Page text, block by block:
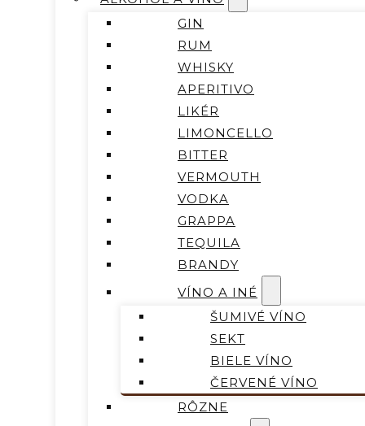
GIN
RUM
WHISKY
APERITIVO
LIKÉR
LIMONCELLO
BITTER
VERMOUTH
VODKA
GRAPPA
TEQUILA
BRANDY
VÍNO A INÉ
ŠUMIVÉ VÍNO
SEKT
BIELE VÍNO
ČERVENÉ VÍNO
RÔZNE